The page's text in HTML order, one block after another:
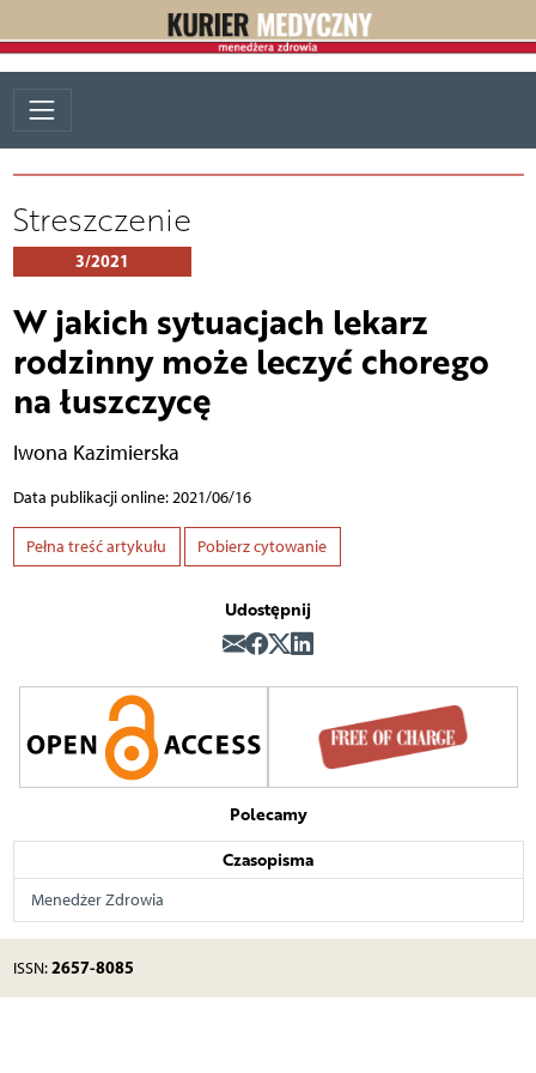
Streszczenie
3/2021
W jakich sytuacjach lekarz
rodzinny może leczyć chorego
na łuszczycę
Iwona Kazimierska
Data publikacji online: 2021/06/16
Pełna treść artykułu Pobierz cytowanie
Udostępnij
Polecamy
Czasopisma
Menedżer Zdrowia
ISSN:2657-8085